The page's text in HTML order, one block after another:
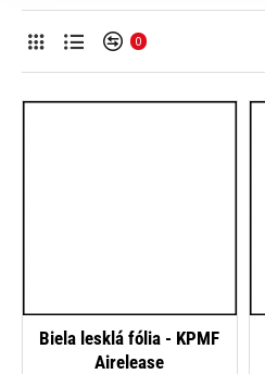
0
NAJPREDÁVANEJŠIE
Biela lesklá fólia - KPMF
Airelease